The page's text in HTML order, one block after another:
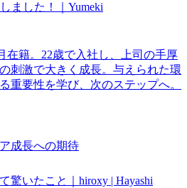
ました！｜Yumeki
在籍。22歳で入社し、上司の手厚
刺激で大きく成長。与えられた環
重要性を学び、次のステップへ。
成長への期待
驚いたこと｜hiroxy | Hayashi